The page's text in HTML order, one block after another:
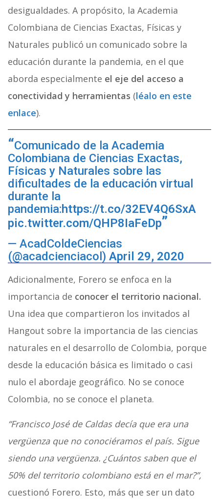
desigualdades. A propósito, la Academia
Colombiana de Ciencias Exactas, Físicas y
Naturales publicó un comunicado sobre la
educación durante la pandemia, en el que
aborda especialmente el eje del acceso a
conectividad y herramientas (léalo en este
enlace).
Comunicado de la Academia
Colombiana de Ciencias Exactas,
Físicas y Naturales sobre las
dificultades de la educación virtual
durante la
pandemia:https://t.co/32EV4Q6SxA
pic.twitter.com/QHP8IaFeDp
— AcadColdeCiencias
(@acadcienciacol) April 29, 2020
Adicionalmente, Forero se enfoca en la
importancia de conocer el territorio nacional.
Una idea que compartieron los invitados al
Hangout sobre la importancia de las ciencias
naturales en el desarrollo de Colombia, porque
desde la educación básica es limitado o casi
nulo el abordaje geográfico. No se conoce
Colombia, no se conoce el planeta.
“Francisco José de Caldas decía que era una
vergüenza que no conociéramos el país. Sigue
siendo una vergüenza. ¿Cuántos saben que el
50% del territorio colombiano está en el mar?”,
cuestionó Forero. Esto, más que ser un dato